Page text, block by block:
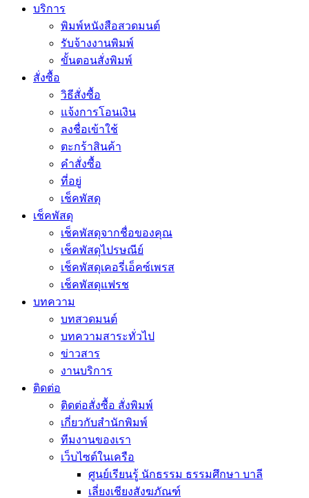
บริการ
พิมพ์หนังสือสวดมนต์
รับจ้างงานพิมพ์
ขั้นตอนสั่งพิมพ์
สั่งซื้อ
วิธีสั่งซื้อ
แจ้งการโอนเงิน
ลงชื่อเข้าใช้
ตะกร้าสินค้า
คำสั่งซื้อ
ที่อยู่
เช็คพัสดุ
เช็คพัสดุ
เช็คพัสดุจากชื่อของคุณ
เช็คพัสดุไปรษณีย์
เช็คพัสดุเคอรี่เอ็คซ์เพรส
เช็คพัสดุแฟรช
บทความ
บทสวดมนต์
บทความสาระทั่วไป
ข่าวสาร
งานบริการ
ติดต่อ
ติดต่อสั่งซื้อ สั่งพิมพ์
เกี่ยวกับสำนักพิมพ์
ทีมงานของเรา
เว็บไซต์ในเครือ
ศูนย์เรียนรู้ นักธรรม ธรรมศึกษา บาลี
เลี่ยงเชียงสังฆภัณฑ์